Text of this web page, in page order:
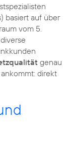
basiert auf über
vom 5.
genau
direkt